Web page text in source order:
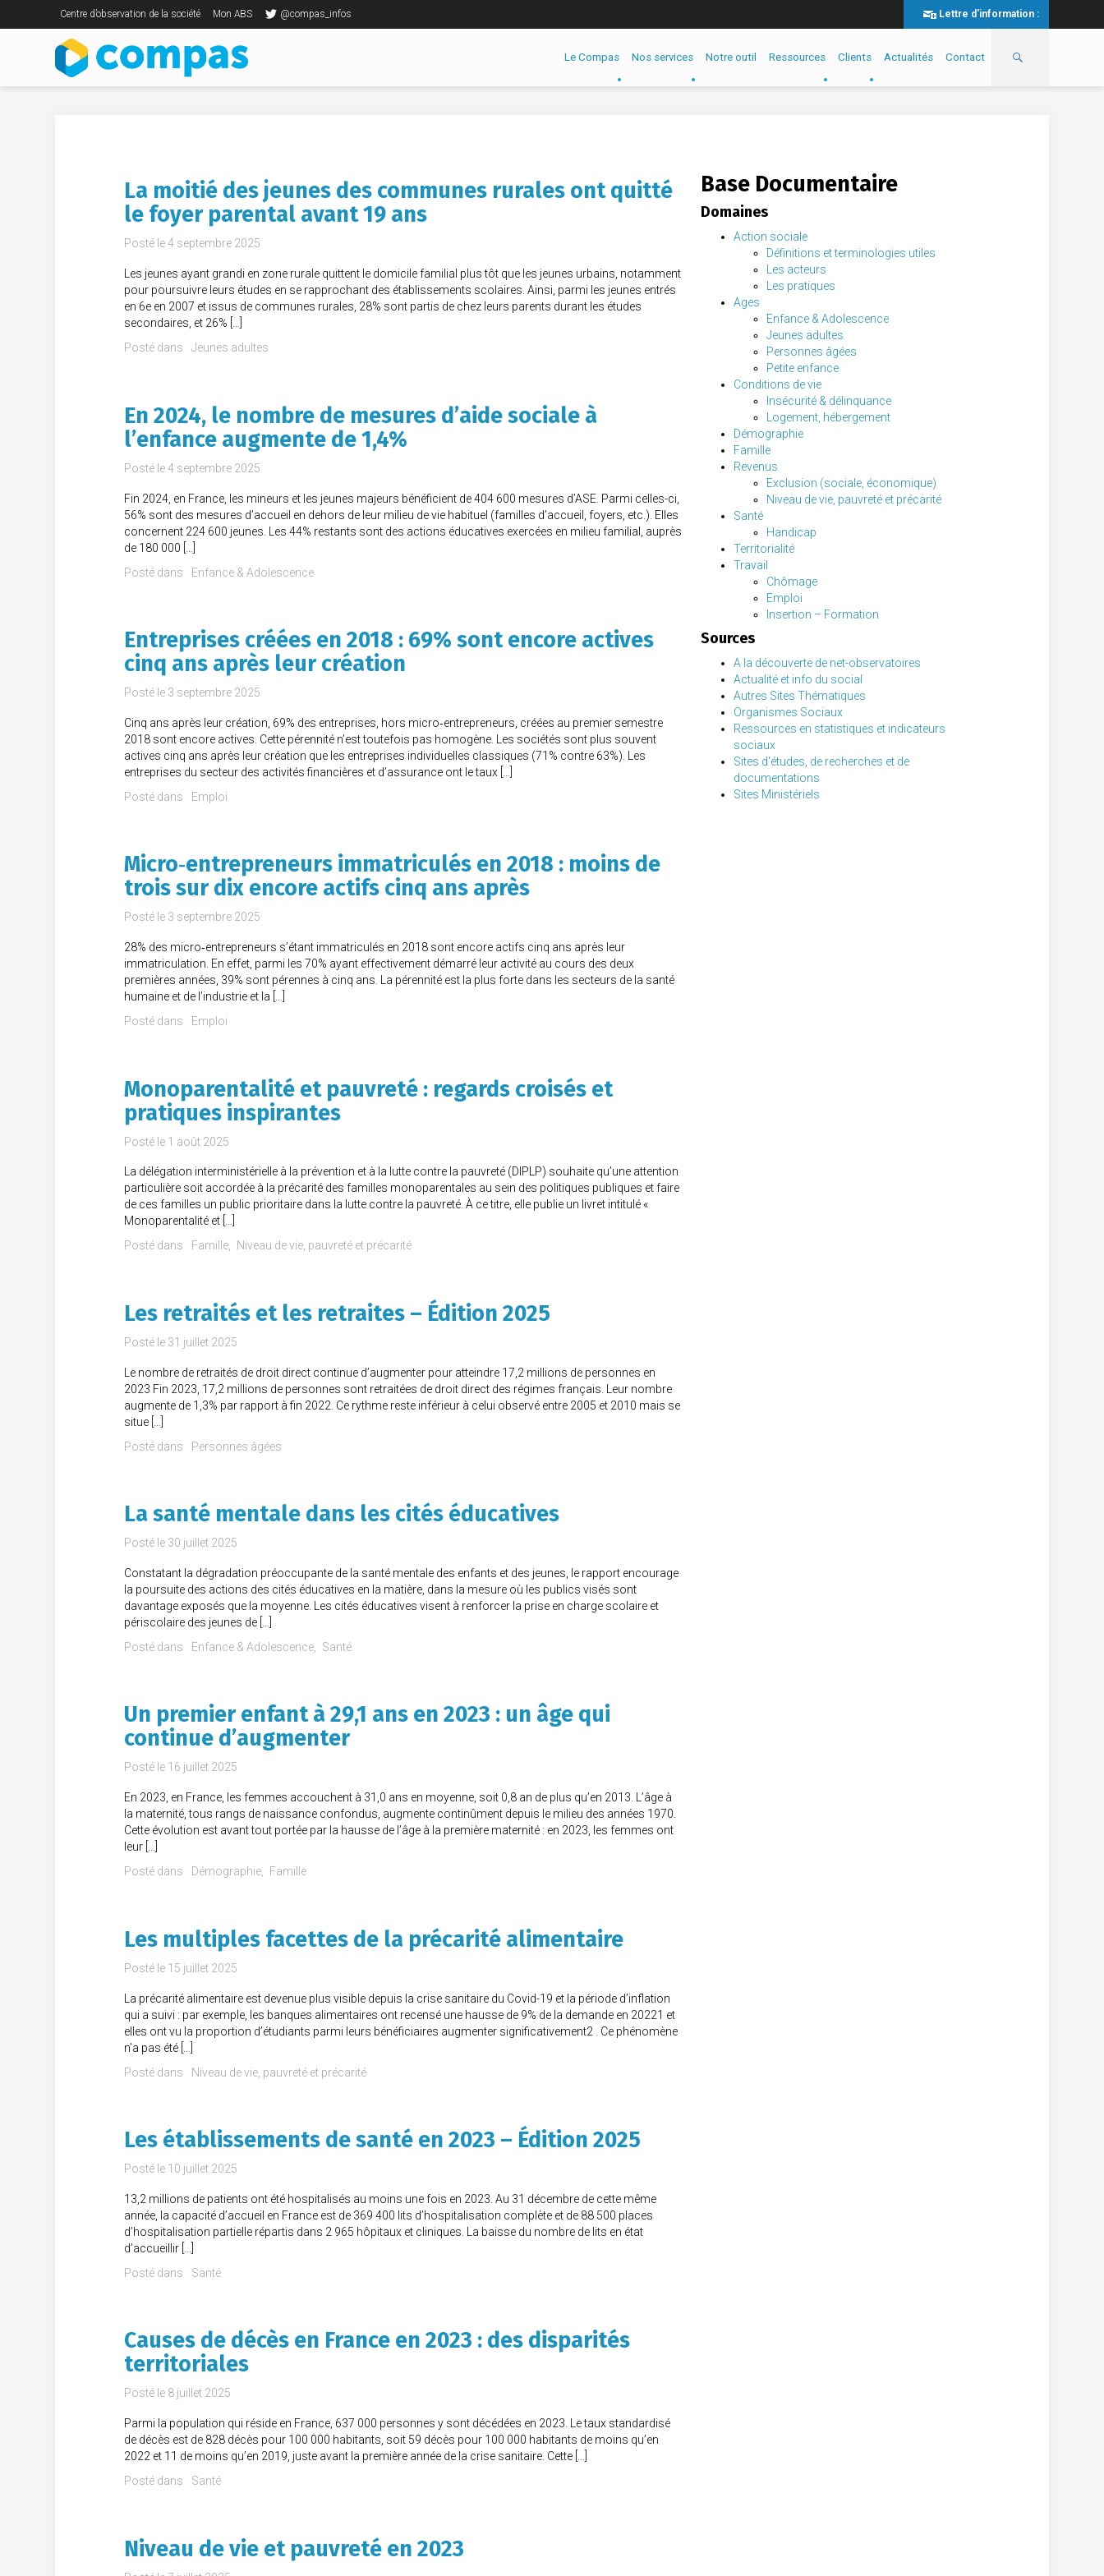
Centre d’observation de la société Mon ABS @compas_infos Lettre d'information :
Le Compas Nos services Notre outil Ressources Clients Actualités Contact
La moitié des jeunes des communes rurales ont quitté
le foyer parental avant 19 ans
Posté le4 septembre 2025
Les jeunes ayant grandi en zone rurale quittent le domicile familial plus tôt que les jeunes urbains, notamment
pour poursuivre leurs études en se rapprochant des établissements scolaires. Ainsi, parmi les jeunes entrés
en 6e en 2007 et issus de communes rurales, 28% sont partis de chez leurs parents durant les études
secondaires, et 26% […]
Posté dans
Jeunes adultes
En 2024, le nombre de mesures d’aide sociale à
l’enfance augmente de 1,4%
Posté le4 septembre 2025
Fin 2024, en France, les mineurs et les jeunes majeurs bénéficient de 404 600 mesures d’ASE. Parmi celles-ci,
56% sont des mesures d’accueil en dehors de leur milieu de vie habituel (familles d’accueil, foyers, etc.). Elles
concernent 224 600 jeunes. Les 44% restants sont des actions éducatives exercées en milieu familial, auprès
de 180 000 […]
Posté dans
Enfance & Adolescence
Entreprises créées en 2018 : 69% sont encore actives
cinq ans après leur création
Posté le 3 septembre 2025
Cinq ans après leur création, 69% des entreprises, hors micro‑entrepreneurs, créées au premier semestre
2018 sont encore actives. Cette pérennité n’est toutefois pas homogène. Les sociétés sont plus souvent
actives cinq ans après leur création que les entreprises individuelles classiques (71% contre 63%). Les
entreprises du secteur des activités financières et d’assurance ont le taux […]
Posté dans
Emploi
Micro‑entrepreneurs immatriculés en 2018 : moins de
trois sur dix encore actifs cinq ans après
Posté le 3 septembre 2025
28% des micro‑entrepreneurs s’étant immatriculés en 2018 sont encore actifs cinq ans après leur
immatriculation. En effet, parmi les 70% ayant effectivement démarré leur activité au cours des deux
premières années, 39% sont pérennes à cinq ans. La pérennité est la plus forte dans les secteurs de la santé
humaine et de l’industrie et la […]
Posté dans
Emploi
Monoparentalité et pauvreté : regards croisés et
pratiques inspirantes
Posté le 1 août 2025
La délégation interministérielle à la prévention et à la lutte contre la pauvreté (DIPLP) souhaite qu’une attention
particulière soit accordée à la précarité des familles monoparentales au sein des politiques publiques et faire
de ces familles un public prioritaire dans la lutte contre la pauvreté. À ce titre, elle publie un livret intitulé «
Monoparentalité et […]
Posté dans
Famille Niveau de vie, pauvreté et précarité
Les retraités et les retraites – Édition 2025
Posté le 31 juillet 2025
Le nombre de retraités de droit direct continue d’augmenter pour atteindre 17,2 millions de personnes en
2023 Fin 2023, 17,2 millions de personnes sont retraitées de droit direct des régimes français. Leur nombre
augmente de 1,3% par rapport à fin 2022. Ce rythme reste inférieur à celui observé entre 2005 et 2010 mais se
situe […]
Posté dans
Personnes âgées
La santé mentale dans les cités éducatives
Posté le 30 juillet 2025
Constatant la dégradation préoccupante de la santé mentale des enfants et des jeunes, le rapport encourage
la poursuite des actions des cités éducatives en la matière, dans la mesure où les publics visés sont
davantage exposés que la moyenne. Les cités éducatives visent à renforcer la prise en charge scolaire et
périscolaire des jeunes de […]
Posté dans
Enfance & Adolescence Santé
Un premier enfant à 29,1 ans en 2023 : un âge qui
continue d’augmenter
Posté le 16 juillet 2025
En 2023, en France, les femmes accouchent à 31,0 ans en moyenne, soit 0,8 an de plus qu’en 2013. L’âge à
la maternité, tous rangs de naissance confondus, augmente continûment depuis le milieu des années 1970.
Cette évolution est avant tout portée par la hausse de l’âge à la première maternité : en 2023, les femmes ont
leur […]
Posté dans
Démographie Famille
Les multiples facettes de la précarité alimentaire
Posté le 15 juillet 2025
La précarité alimentaire est devenue plus visible depuis la crise sanitaire du Covid-19 et la période d’inflation
qui a suivi : par exemple, les banques alimentaires ont recensé une hausse de 9% de la demande en 20221 et
elles ont vu la proportion d’étudiants parmi leurs bénéficiaires augmenter significativement2 . Ce phénomène
n’a pas été […]
Posté dans
Niveau de vie, pauvreté et précarité
Les établissements de santé en 2023 – Édition 2025
Posté le 10 juillet 2025
13,2 millions de patients ont été hospitalisés au moins une fois en 2023. Au 31 décembre de cette même
année, la capacité d’accueil en France est de 369 400 lits d’hospitalisation complète et de 88 500 places
d’hospitalisation partielle répartis dans 2 965 hôpitaux et cliniques. La baisse du nombre de lits en état
d’accueillir […]
Posté dans
Santé
Causes de décès en France en 2023 : des disparités
territoriales
Posté le 8 juillet 2025
Parmi la population qui réside en France, 637 000 personnes y sont décédées en 2023. Le taux standardisé
de décès est de 828 décès pour 100 000 habitants, soit 59 décès pour 100 000 habitants de moins qu’en
2022 et 11 de moins qu’en 2019, juste avant la première année de la crise sanitaire. Cette […]
Posté dans
Santé
Niveau de vie et pauvreté en 2023
Base Documentaire
Domaines
Action sociale
Définitions et terminologies utiles
Les acteurs
Les pratiques
Ages
Enfance & Adolescence
Jeunes adultes
Personnes âgées
Petite enfance
Conditions de vie
Insécurité & délinquance
Logement, hébergement
Démographie
Famille
Revenus
Exclusion (sociale, économique)
Niveau de vie, pauvreté et précarité
Santé
Handicap
Territorialité
Travail
Chômage
Emploi
Insertion – Formation
Sources
A la découverte de net-observatoires
Actualité et info du social
Autres Sites Thématiques
Organismes Sociaux
Ressources en statistiques et indicateurs
sociaux
Sites d'études, de recherches et de
documentations
Sites Ministériels